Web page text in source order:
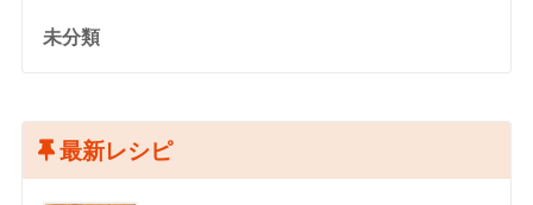
未分類
最新レシピ